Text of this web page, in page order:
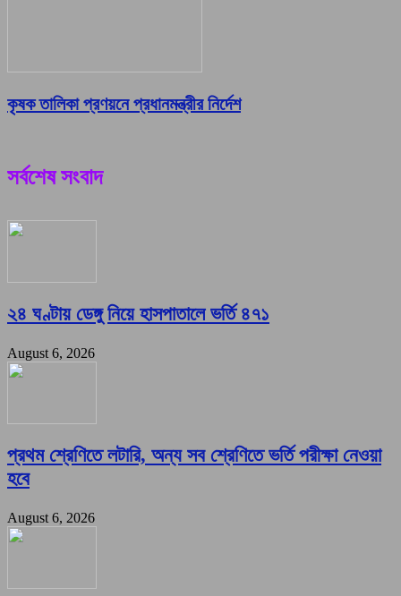
কৃষক তালিকা প্রণয়নে প্রধানমন্ত্রীর নির্দেশ
সর্বশেষ সংবাদ
২৪ ঘণ্টায় ডেঙ্গু নিয়ে হাসপাতালে ভর্তি ৪৭১
August 6, 2026
প্রথম শ্রেণিতে লটারি, অন্য সব শ্রেণিতে ভর্তি পরীক্ষা নেওয়া
হবে
August 6, 2026